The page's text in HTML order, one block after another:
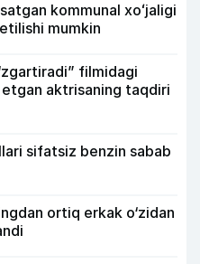
kommunal xoʻjaligi
mumkin
filmidagi
aktrisaning taqdiri
sifatsiz benzin sabab
ortiq erkak o‘zidan